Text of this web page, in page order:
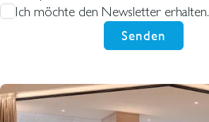
Ich möchte den Newsletter erhalten.
Senden